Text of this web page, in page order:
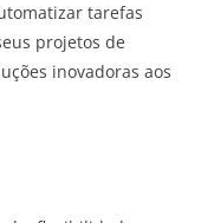
tarefas
projetos de
inovadoras aos